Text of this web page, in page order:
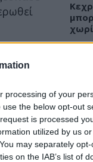
processing of your
the below opt-out
is processed
utilized by us
may separately
on the IAB’s list of
δεν
δεν